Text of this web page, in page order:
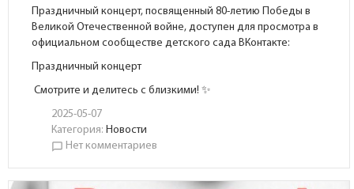
Праздничный концерт, посвященный 80-летию Победы в
Великой Отечественной войне, доступен для просмотра в
официальном сообществе детского сада ВКонтакте:
Праздничный концерт
Смотрите и делитесь с близкими! ✨
2025-05-07
Категория:Новости
chat_bubble_outline Нет комментариев